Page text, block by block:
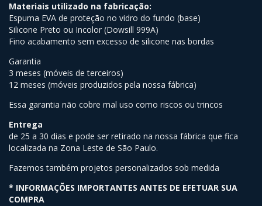
Materiais utilizado na fabricação:
Espuma EVA de proteção no vidro do fundo (base)
Silicone Preto ou Incolor (Dowsill 999A)
Fino acabamento sem excesso de silicone nas bordas
Garantia
3 meses (móveis de terceiros)
12 meses (móveis produzidos pela nossa fábrica)
Essa garantia não cobre mal uso como riscos ou trincos
Entrega
de 25 a 30 dias e pode ser retirado na nossa fábrica que fica
localizada na Zona Leste de São Paulo.
Fazemos também projetos personalizados sob medida
* INFORMAÇÕES IMPORTANTES ANTES DE EFETUAR SUA
COMPRA